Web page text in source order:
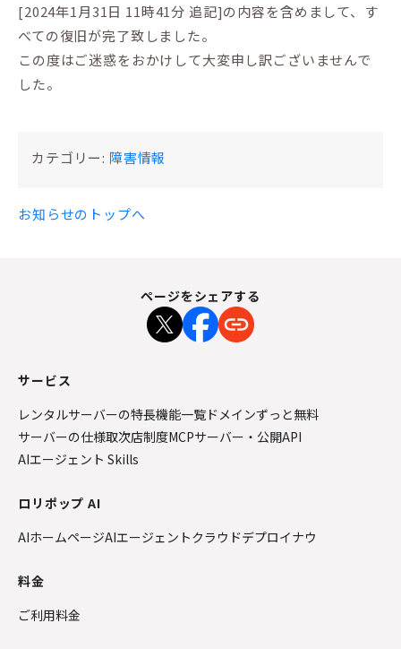
[2024年1月31日 11時41分 追記]の内容を含めまして、す
べての復旧が完了致しました。
この度はご迷惑をおかけして大変申し訳ございませんで
した。
カテゴリー: 障害情報
お知らせのトップへ
ページをシェアする
サービス
レンタルサーバーの特長機能一覧 ドメインずっと無料
サーバーの仕様取次店制度MCPサーバー・公開API
AIエージェント Skills
ロリポップ AI
AIホームページAIエージェントクラウドデプロイナウ
料金
ご利用料金